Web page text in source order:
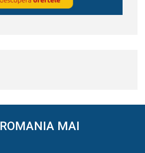
ROMANIA MAI